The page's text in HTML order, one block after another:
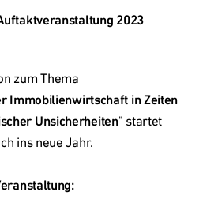
2023
zum Thema
Immobilienwirtschaft in Zeiten
Unsicherheiten" startet
ins neue Jahr.